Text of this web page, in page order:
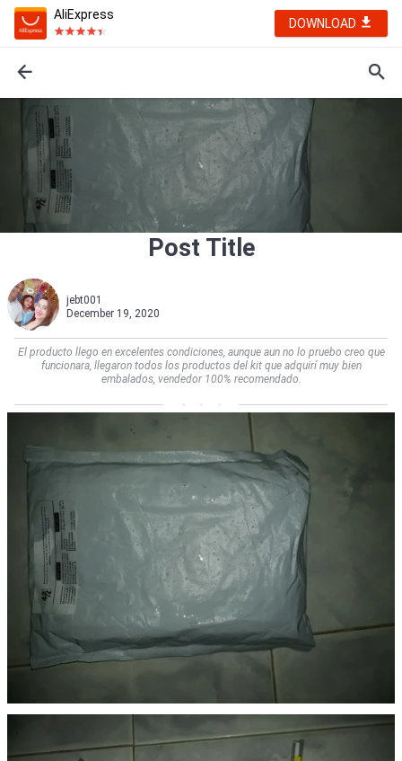
AliExpress
DOWNLOAD
Post Title
jebt001
December 19, 2020
El producto llego en excelentes condiciones, aunque aun no lo pruebo creo que
funcionara, llegaron todos los productos del kit que adquirí muy bien
embalados, vendedor 100% recomendado.